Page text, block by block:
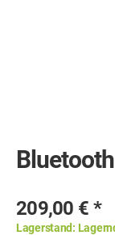
beginning
of
images
209,00 €
Lagerstand: